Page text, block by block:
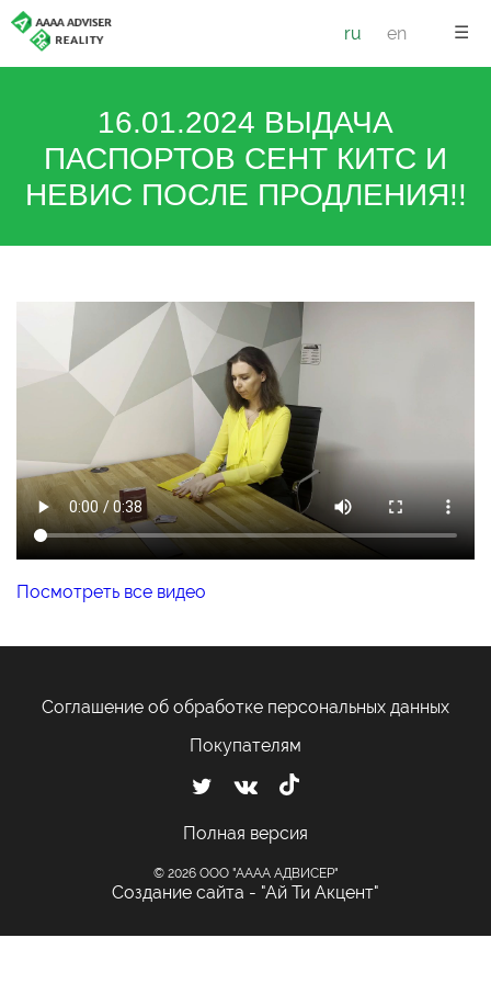
☰
ru en
16.01.2024 ВЫДАЧА
ПАСПОРТОВ СЕНТ КИТС И
НЕВИС ПОСЛЕ ПРОДЛЕНИЯ!!
Посмотреть все видео
Соглашение об обработке персональных данных
Покупателям
Полная версия
© 2026 ООО "АААА АДВИСЕР"
Создание сайта - "Ай Ти Акцент"